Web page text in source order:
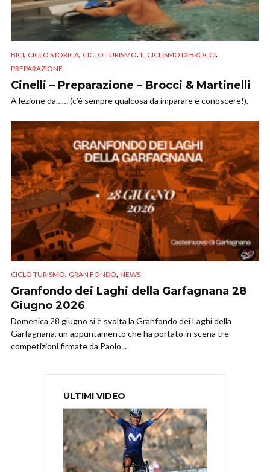
BICI, CICLO STORICA, CICLO TURISMO, IL CICLISMO DI BROCCI,
PREPARAZIONE
Cinelli – Preparazione – Brocci & Martinelli
A lezione da…… (c’è sempre qualcosa da imparare e conoscere!).
CICLO TURISMO, GRAN FONDO, NEWS
Granfondo dei Laghi della Garfagnana 28
Giugno 2026
Domenica 28 giugno si è svolta la Granfondo dei Laghi della
Garfagnana, un appuntamento che ha portato in scena tre
competizioni firmate da Paolo...
ULTIMI VIDEO